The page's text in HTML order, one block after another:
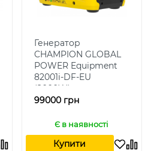
Генератор
CHAMPION GLOBAL
POWER Equipment
82001i-DF-EU
(2000W)
99000 грн
Є в наявності
Купити